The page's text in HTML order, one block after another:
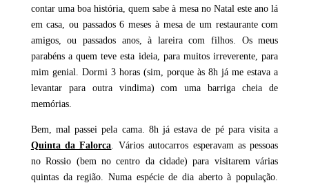
contar uma boa história, quem sabe à mesa no Natal este ano lá
em casa, ou passados 6 meses à mesa de um restaurante com
amigos, ou passados anos, à lareira com filhos. Os meus
parabéns a quem teve esta ideia, para muitos irreverente, para
mim genial. Dormi 3 horas (sim, porque às 8h já me estava a
levantar para outra vindima) com uma barriga cheia de
memórias.
Bem, mal passei pela cama. 8h já estava de pé para visita a
Quinta da Falorca. Vários autocarros esperavam as pessoas
no Rossio (bem no centro da cidade) para visitarem várias
quintas da região. Numa espécie de dia aberto à população.